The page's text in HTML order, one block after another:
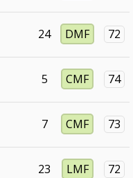
24 DMF 72
5 CMF 74
7 CMF 73
23 LMF 72